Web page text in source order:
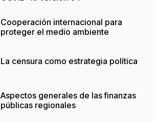
Cooperación internacional para
proteger el medio ambiente
La censura como estrategia política
Aspectos generales de las finanzas
públicas regionales